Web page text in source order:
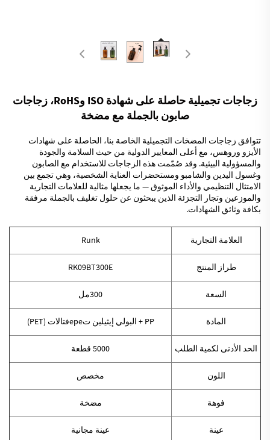
زجاجات تجميلية حاصلة على شهادة ISO وRoHS، زجاجات
صابون بالجملة مع مضخة
تتوافق زجاجات المضخات التجميلية الخاصة بنا، الحاصلة على شهادات
الأيزو وروهس، مع أعلى المعايير الدولية من حيث السلامة والجودة
والمسؤولية البيئية. وقد صُمّمت هذه الزجاجات للاستخدام مع الصابون
وغسول اليدين والشامبو ومستحضرات العناية الشخصية، وهي تجمع بين
الامتثال التنظيمي والأداء الموثوق — ما يجعلها مثالية للعلامات التجارية
والموزعين وتجار التجزئة الذين يبحثون عن حلول تغليف بالجملة مرفقة
بكافة وثائق الشهادات.
العلامة التجارية Runk
طراز المنتج RK09BT300E
السعة 300مل
المادة PP + البولي إيثيلين تереفتالات (PET)
الحد الأدنى لكمية الطلب 5000 قطعة
اللون مخصص
فوهة مضخة
عينة عينة مجانية